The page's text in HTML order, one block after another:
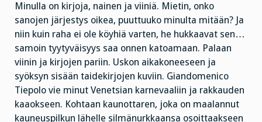
Minulla on kirjoja, nainen ja viiniä. Mietin, onko
sanojen järjestys oikea, puuttuuko minulta mitään? Ja
niin kuin raha ei ole köyhiä varten, he hukkaavat sen…
samoin tyytyväisyys saa onnen katoamaan. Palaan
viinin ja kirjojen pariin. Uskon aikakoneeseen ja
syöksyn sisään taidekirjojen kuviin. Giandomenico
Tiepolo vie minut Venetsian karnevaaliin ja rakkauden
kaaokseen. Kohtaan kaunottaren, joka on maalannut
kauneuspilkun lähelle silmänurkkaansa osoittaakseen